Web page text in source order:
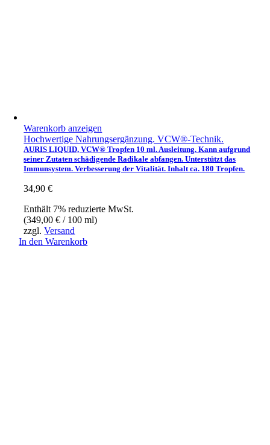
Warenkorb anzeigen
Hochwertige Nahrungsergänzung. VCW®-Technik.
AURIS LIQUID, VCW® Tropfen 10 ml. Ausleitung. Kann aufgrund
seiner Zutaten schädigende Radikale abfangen. Unterstützt das
Immunsystem. Verbesserung der Vitalität. Inhalt ca. 180 Tropfen.
34,90€
Enthält 7% reduzierte MwSt.
(349,00€ / 100 ml)
zzgl.Versand
In den Warenkorb